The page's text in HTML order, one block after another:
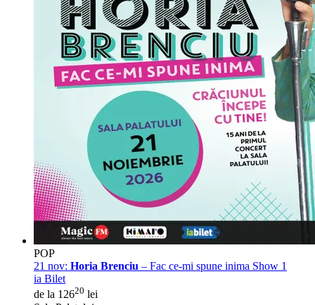
POP
21 nov: Horia Brenciu – Fac ce-mi spune inima Show 1
ia Bilet
de la 12620 lei